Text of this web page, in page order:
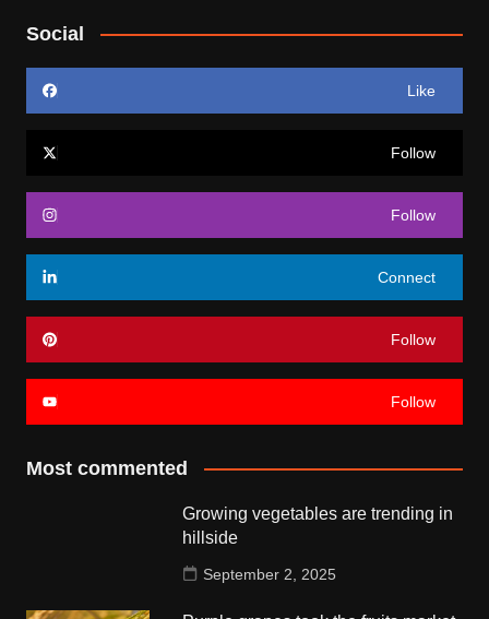
Social
Like
Follow
Follow
Connect
Follow
Follow
Most commented
Growing vegetables are trending in
hillside
September 2, 2025